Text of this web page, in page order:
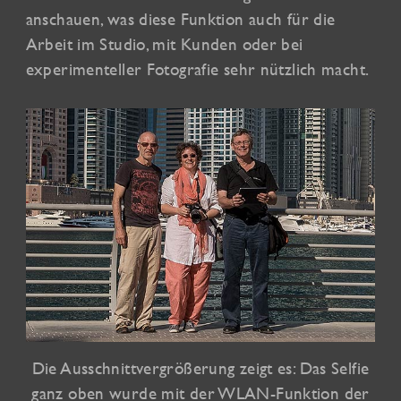
anschauen, was diese Funktion auch für die
Arbeit im Studio, mit Kunden oder bei
experimenteller Fotografie sehr nützlich macht.
Die Ausschnittvergrößerung zeigt es: Das Selfie
ganz oben wurde mit der WLAN-Funktion der